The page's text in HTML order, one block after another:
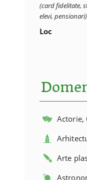
(card fidelitate,
elevi, pensionari)
Loc
Actorie,
Arte